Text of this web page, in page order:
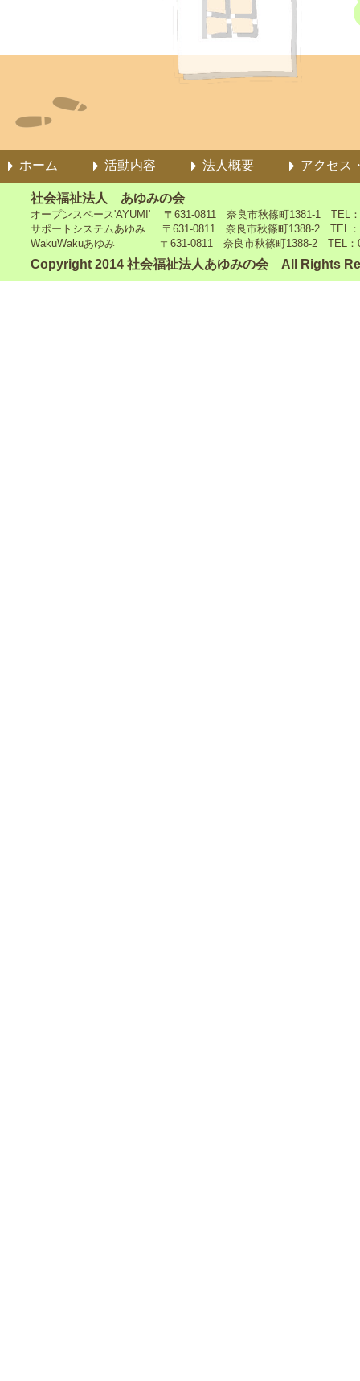
ホーム 活動内容 法人概要 アクセス
社会福祉法人 あゆみの会
オープンスペース'AYUMI' 〒631-0811 奈良市秋篠町1381-1 TEL
サポートシステムあゆみ 〒631-0811 奈良市秋篠町1388-2 TEL：
WakuWakuあゆみ 〒631-0811 奈良市秋篠町1388-2 TEL：
Copyright 2014 社会福祉法人あゆみの会 All Rights